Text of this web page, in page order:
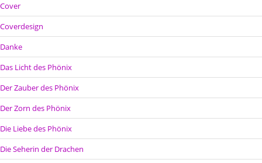
Cover
Coverdesign
Danke
Das Licht des Phönix
Der Zauber des Phönix
Der Zorn des Phönix
Die Liebe des Phönix
Die Seherin der Drachen